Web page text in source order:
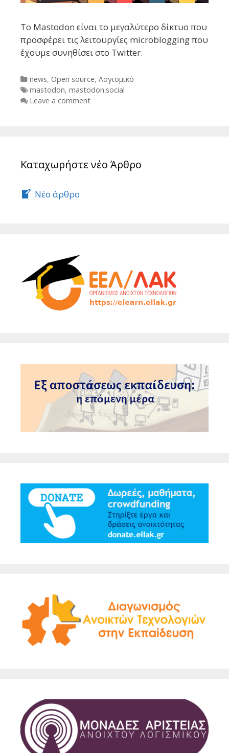
Το Mastodon είναι το μεγαλύτερο δίκτυο που
προσφέρει τις λειτουργίες microblogging που
έχουμε συνηθίσει στο Twitter.
Categories
news, Open source, Λογισμικό
Tags
mastodon, mastodon.social
Leave a comment
Καταχωρήστε νέο Άρθρο
Νέο άρθρο